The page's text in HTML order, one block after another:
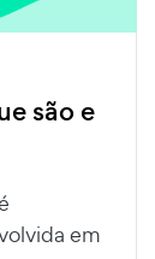
são e
em